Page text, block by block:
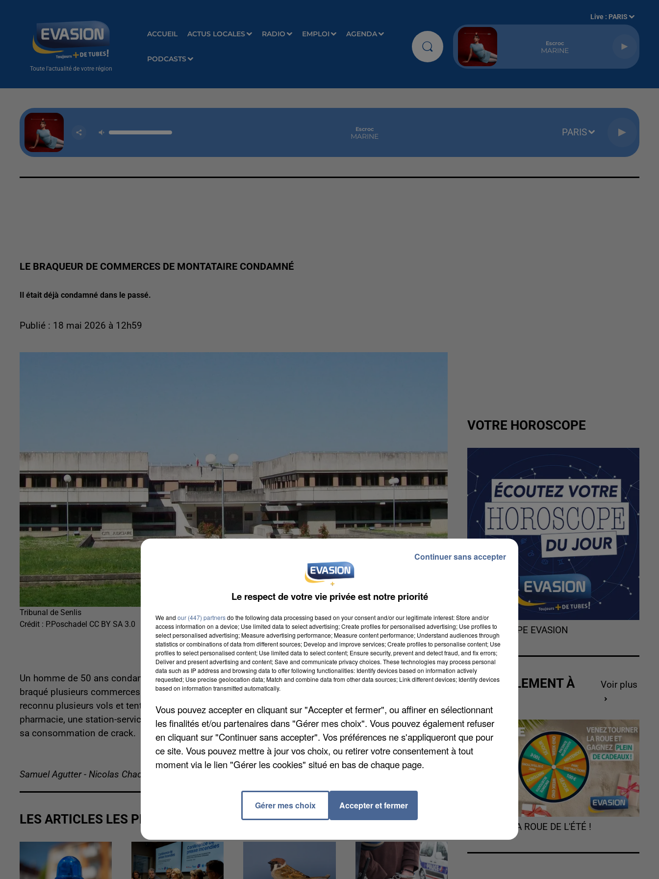
Toute l'actualité de votre région
ACCUEIL ACTUS LOCALES RADIO EMPLOI AGENDA
PODCASTS
Live : PARIS
Escroc
MARINE
Escroc
MARINE PARIS
LE BRAQUEUR DE COMMERCES DE MONTATAIRE CONDAMNÉ
Il était déjà condamné dans le passé.
Publié : 18 mai 2026 à 12h59
Tribunal de Senlis
Crédit : P.Poschadel CC BY SA 3.0
Un homme de 50 ans condamné vendredi à 4 ans de prison ferme par le tribunal de Senlis, pour avoir
braqué plusieurs commerces de Montataire. Adil Boutayeb déjà lourdement condamné par le passé, a
reconnu plusieurs vols et tentatives de vol avec violences, notamment un supermarché, une
pharmacie, une station-service et une boulangerie. Il agissait armé d’un pistolet factice, pour financer
sa consommation de crack.
Samuel Agutter - Nicolas Chacun
LES ARTICLES LES PLUS VUS
VOTRE HOROSCOPE
L'HOROSCOPE EVASION
ACTUELLEMENT À
Voir plus
TOURNEZ LA ROUE DE L'ÉTÉ !
Le respect de votre vie privée est notre priorité
We and our (447) partnersdo the following data processing based on your consent and/or our legitimate interest: Store and/or
access information on a device; Use limited data to select advertising; Create profiles for personalised advertising; Use profiles to
select personalised advertising; Measure advertising performance; Measure content performance; Understand audiences through
statistics or combinations of data from different sources; Develop and improve services; Create profiles to personalise content; Use
profiles to select personalised content; Use limited data to select content; Ensure security, prevent and detect fraud, and fix errors;
Deliver and present advertising and content; Save and communicate privacy choices. These technologies may process personal
data such as IP address and browsing data to offer following functionalities: Identify devices based on information actively
requested; Use precise geolocation data; Match and combine data from other data sources; Link different devices; Identify devices
based on information transmitted automatically.
Vous pouvez accepter en cliquant sur "Accepter et fermer", ou affiner en sélectionnant
les finalités et/ou partenaires dans "Gérer mes choix". Vous pouvez également refuser
en cliquant sur "Continuer sans accepter". Vos préférences ne s'appliqueront que pour
ce site. Vous pouvez mettre à jour vos choix, ou retirer votre consentement à tout
moment via le lien "Gérer les cookies" situé en bas de chaque page.
Gérer mes choix Accepter et fermer
Continuer sans accepter